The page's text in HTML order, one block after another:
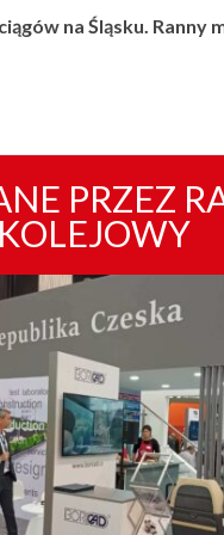
na Śląsku. Ranny
PRZEZ
KOLEJOWY